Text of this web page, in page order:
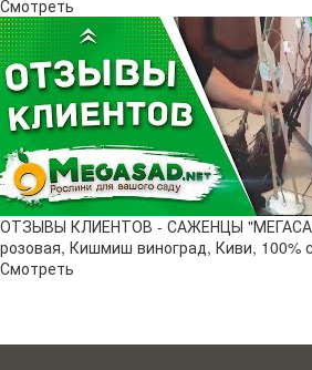
Смотреть
ОТЗЫВЫ КЛИЕНТОВ - САЖЕНЦЫ
розовая, Кишмиш виноград, Киви, 100%
Смотреть